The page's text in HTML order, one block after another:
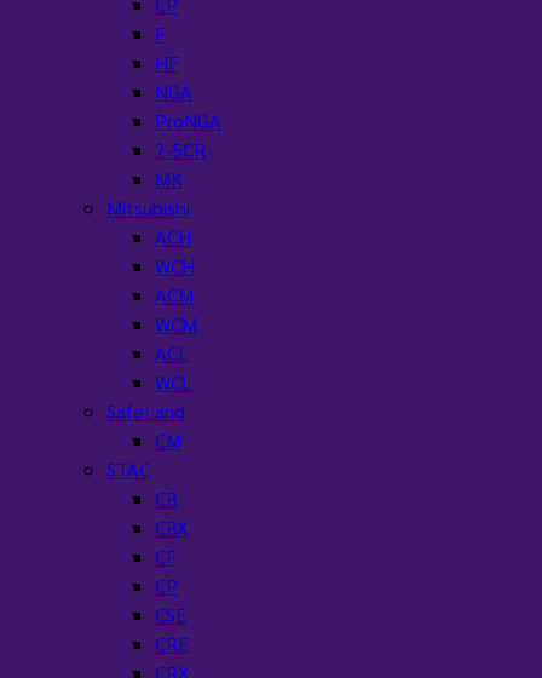
F
HF
NGA
ProNGA
2-5CR
MK
Mitsubishi
ACH
WCH
ACM
WCM
ACL
WCL
SafeLand
CM
STAC
CB
CBX
CF
CP
CSE
CRE
CRX